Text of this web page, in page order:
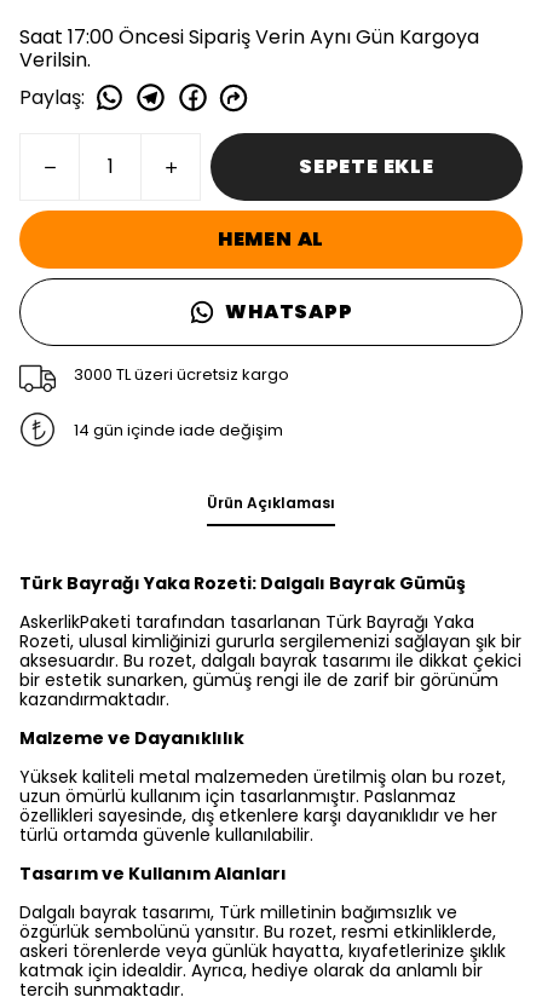
Saat 17:00 Öncesi Sipariş Verin Aynı Gün Kargoya
Verilsin.
Paylaş:
SEPETE EKLE
HEMEN AL
WHATSAPP
3000 TL üzeri ücretsiz kargo
14 gün içinde iade değişim
Ürün Açıklaması
Türk Bayrağı Yaka Rozeti: Dalgalı Bayrak Gümüş
AskerlikPaketi tarafından tasarlanan Türk Bayrağı Yaka
Rozeti, ulusal kimliğinizi gururla sergilemenizi sağlayan şık bir
aksesuardır. Bu rozet, dalgalı bayrak tasarımı ile dikkat çekici
bir estetik sunarken, gümüş rengi ile de zarif bir görünüm
kazandırmaktadır.
Malzeme ve Dayanıklılık
Yüksek kaliteli metal malzemeden üretilmiş olan bu rozet,
uzun ömürlü kullanım için tasarlanmıştır. Paslanmaz
özellikleri sayesinde, dış etkenlere karşı dayanıklıdır ve her
türlü ortamda güvenle kullanılabilir.
Tasarım ve Kullanım Alanları
Dalgalı bayrak tasarımı, Türk milletinin bağımsızlık ve
özgürlük sembolünü yansıtır. Bu rozet, resmi etkinliklerde,
askeri törenlerde veya günlük hayatta, kıyafetlerinize şıklık
katmak için idealdir. Ayrıca, hediye olarak da anlamlı bir
tercih sunmaktadır.